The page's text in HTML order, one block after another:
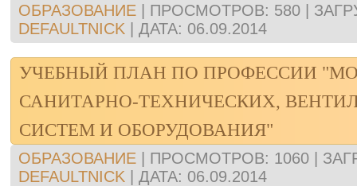
ОБРАЗОВАНИЕ ПРОСМОТРОВ: 580
DEFAULTNICK
ДАТА: 06.09.2014
УЧЕБНЫЙ ПЛАН ПО ПРОФЕССИИ
САНИТАРНО-ТЕХНИЧЕСКИХ,
СИСТЕМ И ОБОРУДОВАНИЯ"
ОБРАЗОВАНИЕ ПРОСМОТРОВ: 1060
DEFAULTNICK
ДАТА: 06.09.2014